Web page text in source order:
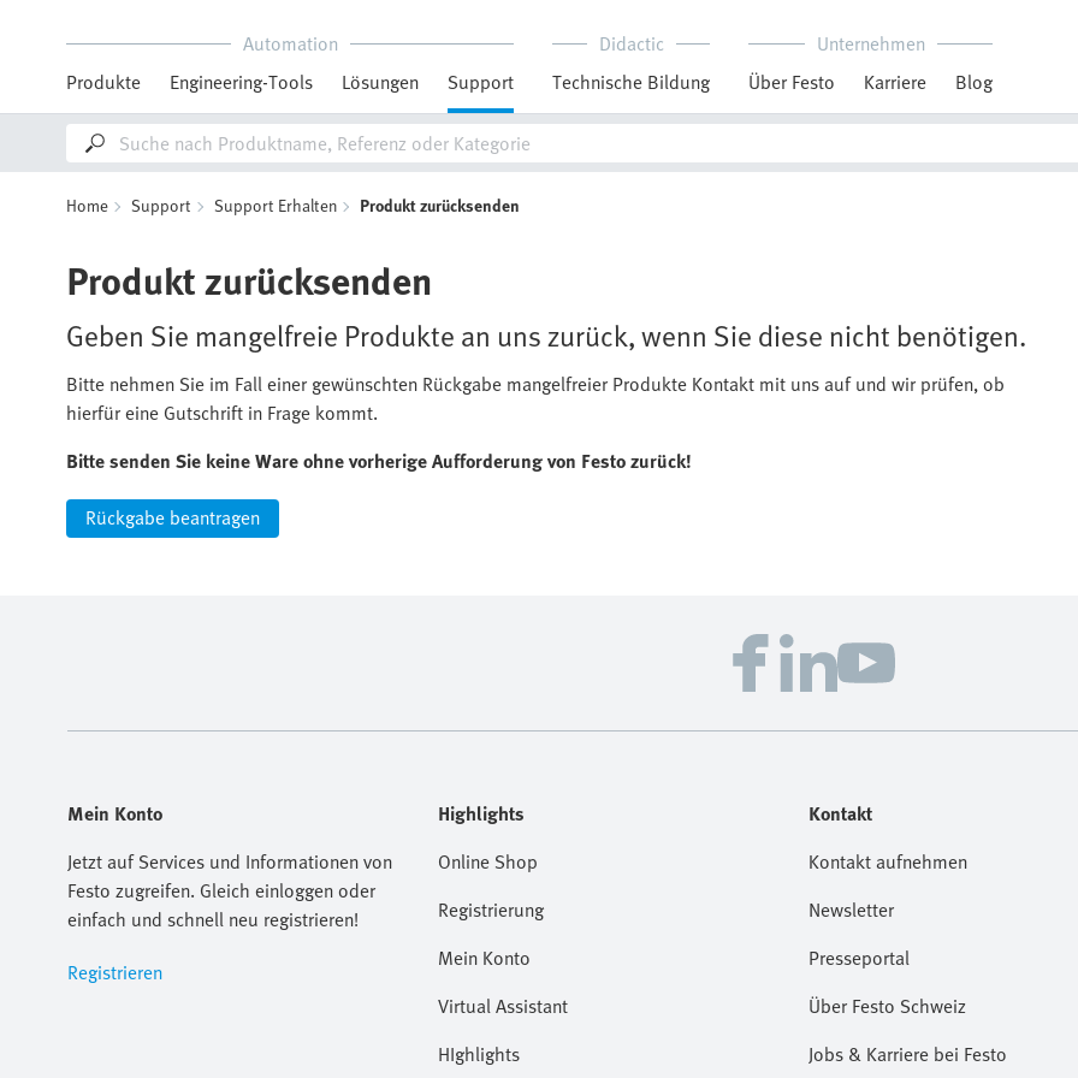
Automation
Produkte
Engineering-Tools Lösungen Support
Didactic
Technische Bildung
Unternehmen
Über Festo
Karriere Blog
Home Support Support Erhalten Produkt zurücksenden
Produkt zurücksenden
Geben Sie mangelfreie Produkte an uns zurück, wenn Sie diese nicht benötigen.
Bitte nehmen Sie im Fall einer gewünschten Rückgabe mangelfreier Produkte Kontakt mit uns auf und wir prüfen, ob
hierfür eine Gutschrift in Frage kommt.
Bitte senden Sie keine Ware ohne vorherige Aufforderung von Festo zurück!
Rückgabe beantragen
Mein Konto
Jetzt auf Services und Informationen von
Festo zugreifen. Gleich einloggen oder
einfach und schnell neu registrieren!
Registrieren
Highlights
Online Shop
Registrierung
Mein Konto
Virtual Assistant
HIghlights
Kontakt
Kontakt aufnehmen
Newsletter
Presseportal
Über Festo Schweiz
Jobs & Karriere bei Festo